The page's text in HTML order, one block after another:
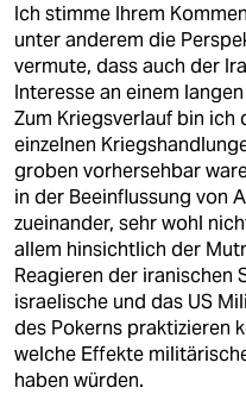
Ich stimme Ihrem
unter anderem die
vermute, dass auch der
Interesse an einem
Zum Kriegsverlauf bin ich
einzelnen
groben vorhersehbar
in der Beeinflussung von
zueinander, sehr wohl
allem hinsichtlich der
Reagieren der iranischen
israelische und das US
des Pokerns praktizieren
welche Effekte
haben würden.